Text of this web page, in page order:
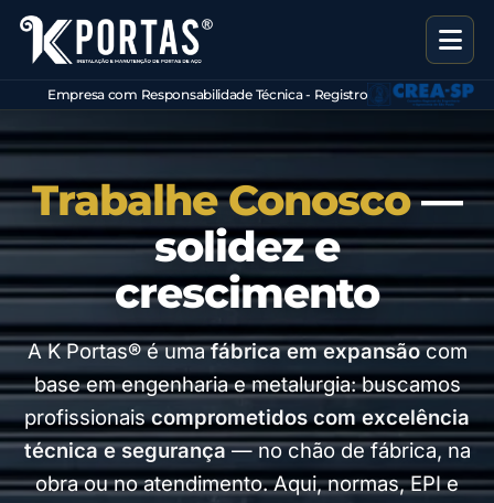
Empresa com Responsabilidade Técnica - RegistroCREA
Trabalhe Conosco—
solidez e
crescimento
A K Portas® é umafábrica em expansãocom
base em engenharia e metalurgia: buscamos
profissionaiscomprometidos com excelência
técnica e segurança— no chão de fábrica, na
obra ou no atendimento. Aqui, normas, EPI e